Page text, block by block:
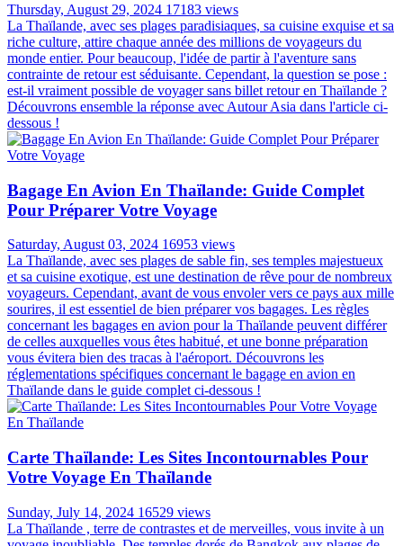
Thursday, August 29, 2024 17183 views
La Thaïlande, avec ses plages paradisiaques, sa cuisine exquise et sa
riche culture, attire chaque année des millions de voyageurs du
monde entier. Pour beaucoup, l'idée de partir à l'aventure sans
contrainte de retour est séduisante. Cependant, la question se pose :
est-il vraiment possible de voyager sans billet retour en Thaïlande ?
Découvrons ensemble la réponse avec Autour Asia dans l'article ci-
dessous !
Bagage En Avion En Thaïlande: Guide Complet
Pour Préparer Votre Voyage
Saturday, August 03, 2024 16953 views
La Thaïlande, avec ses plages de sable fin, ses temples majestueux
et sa cuisine exotique, est une destination de rêve pour de nombreux
voyageurs. Cependant, avant de vous envoler vers ce pays aux mille
sourires, il est essentiel de bien préparer vos bagages. Les règles
concernant les bagages en avion pour la Thaïlande peuvent différer
de celles auxquelles vous êtes habitué, et une bonne préparation
vous évitera bien des tracas à l'aéroport. Découvrons les
réglementations spécifiques concernant le bagage en avion en
Thaïlande dans le guide complet ci-dessous !
Carte Thaïlande: Les Sites Incontournables Pour
Votre Voyage En Thaïlande
Sunday, July 14, 2024 16529 views
La Thaïlande , terre de contrastes et de merveilles, vous invite à un